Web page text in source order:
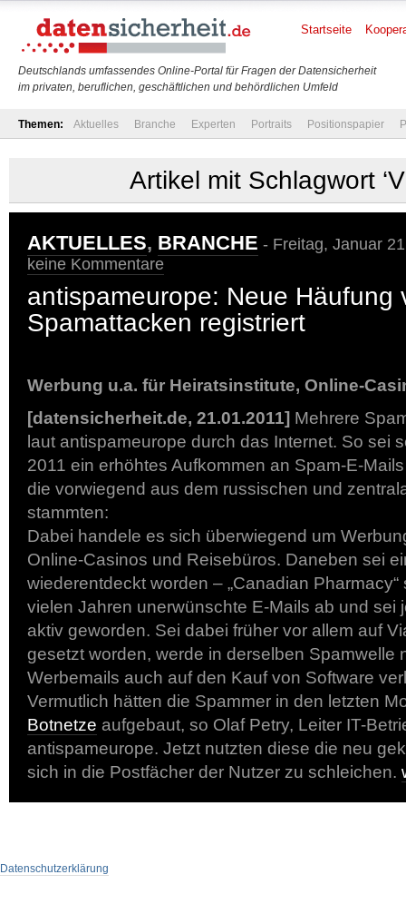
Deutschlands umfassendes Online-Portal für Fragen der Datensicherheit
im privaten, beruflichen, geschäftlichen und behördlichen Umfeld
Startseite
Themen: Aktuelles Branche Experten Portraits Positionspapier
Artikel mit Schlagwort
AKTUELLES, BRANCHE - Freitag, Januar
keine Kommentare
antispameurope: Neue Häufung
Spamattacken registriert
Werbung u.a. für Heiratsinstitute, Online-
[datensicherheit.de, 21.01.2011] Mehrere
laut antispameurope durch das Internet. So sei
2011 ein erhöhtes Aufkommen an Spam-E-
die vorwiegend aus dem russischen und
stammten:
Dabei handele es sich überwiegend um
Online-Casinos und Reisebüros. Daneben sei
wiederentdeckt worden – „Canadian
vielen Jahren unerwünschte E-Mails ab und sei
aktiv geworden. Sei dabei früher vor allem auf
gesetzt worden, werde in derselben Spamwelle
Werbemails auch auf den Kauf von Software
Vermutlich hätten die Spammer in den letzten
Botnetze aufgebaut, so Olaf Petry, Leiter IT-
antispameurope. Jetzt nutzten diese die neu
sich in die Postfächer der Nutzer zu schleichen.
Datenschutzerklärung